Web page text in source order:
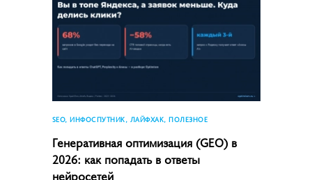
SEO, ИНФОСПУТНИК, ЛАЙФХАК, ПОЛЕЗНОЕ
Генеративная оптимизация (GEO) в
2026: как попадать в ответы
нейросетей